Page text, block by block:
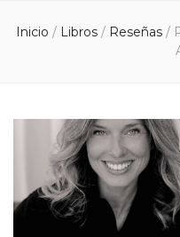
Inicio / Libros / Reseñas /